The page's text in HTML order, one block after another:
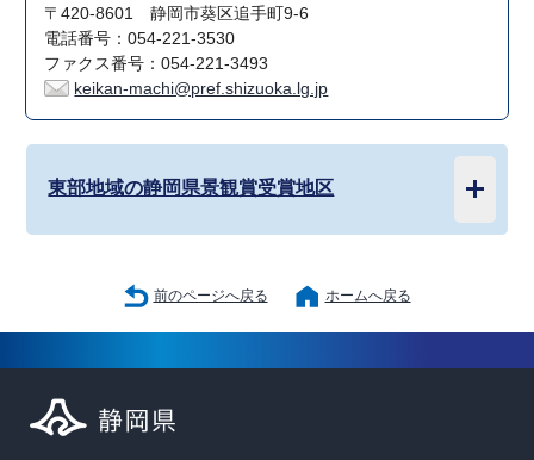
〒420-8601 静岡市葵区追手町9-6
電話番号：054-221-3530
ファクス番号：054-221-3493
keikan-machi@pref.shizuoka.lg.jp
東部地域の静岡県景観賞受賞地区
前のページへ戻る ホームへ戻る